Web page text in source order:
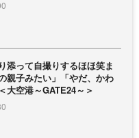
添って自撮りするほほ笑ま
親子みたい」「やだ、かわ
大空港～GATE24～＞